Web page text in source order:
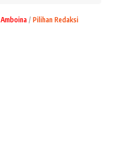
Amboina
Pilihan Redaksi